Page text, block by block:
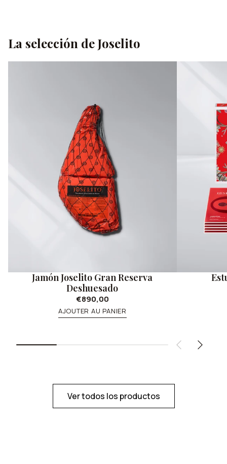
La selección de Joselito
Jamón Joselito Gran Reserva
Deshuesado
€890,00
AJOUTER AU PANIER
Ver todos los productos